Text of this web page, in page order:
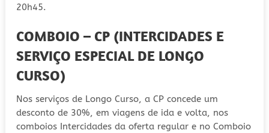
20h45.
COMBOIO – CP (INTERCIDADES E
SERVIÇO ESPECIAL DE LONGO
CURSO)
Nos serviços de Longo Curso, a CP concede um
desconto de 30%, em viagens de ida e volta, nos
comboios Intercidades da oferta regular e no Comboio